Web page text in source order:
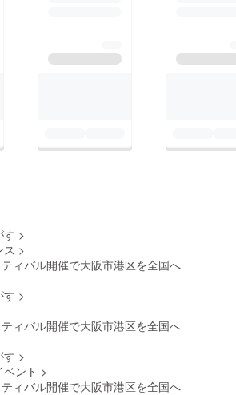
se
ざいま
確認や質問
ご連絡おま
す >
>
ィバル開催で大阪市港区を全国へ
す >
ィバル開催で大阪市港区を全国へ
す >
ント >
ィバル開催で大阪市港区を全国へ